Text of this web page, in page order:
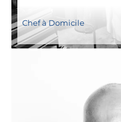
Chef à Domicile